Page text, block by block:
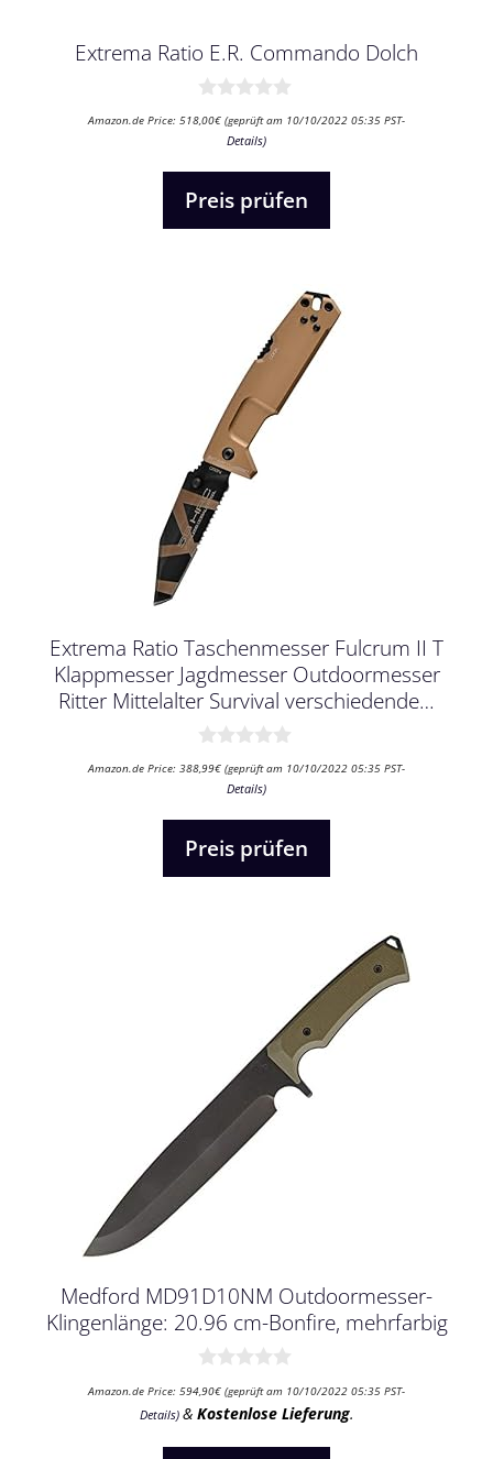
Extrema Ratio E.R. Commando Dolch
v
Amazon.de Price: 518,00€ (geprüft am 10/10/2022 05:35 PST-
Details)
Preis prüfen
Extrema Ratio Taschenmesser Fulcrum II T
Klappmesser Jagdmesser Outdoormesser
Ritter Mittelalter Survival verschiedende…
0
v
Amazon.de Price: 388,99€ (geprüft am 10/10/2022 05:35 PST-
Details)
Preis prüfen
Medford MD91D10NM Outdoormesser-
Klingenlänge: 20.96 cm-Bonfire, mehrfarbig
v
o
Amazon.de Price: 594,90€ (geprüft am 10/10/2022 05:35 PST-
Details) & Kostenlose Lieferung.